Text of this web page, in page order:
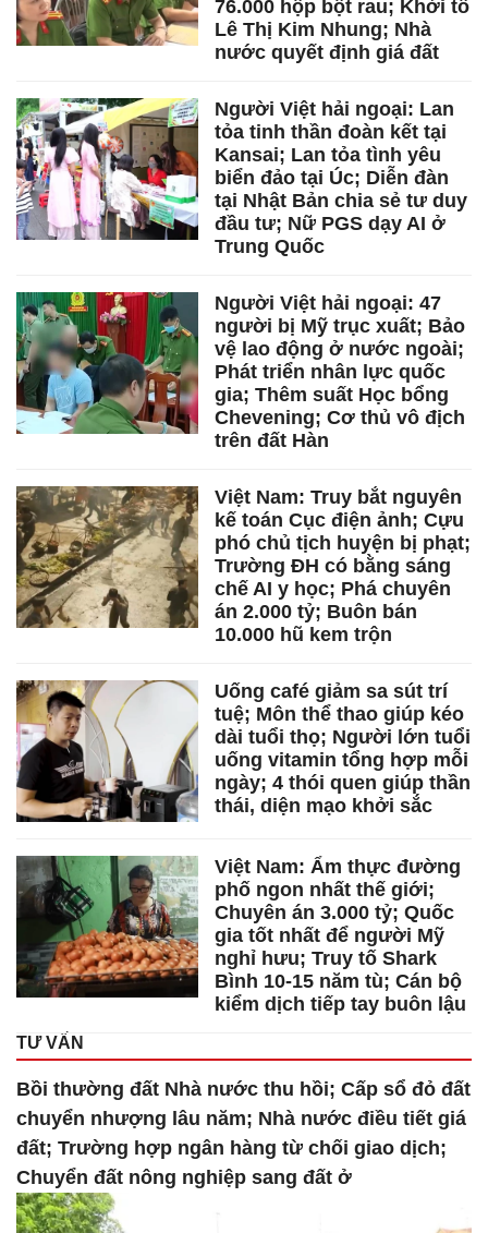
76.000 hộp bột rau; Khởi tố
Lê Thị Kim Nhung; Nhà
nước quyết định giá đất
Người Việt hải ngoại: Lan
tỏa tinh thần đoàn kết tại
Kansai; Lan tỏa tình yêu
biển đảo tại Úc; Diễn đàn
tại Nhật Bản chia sẻ tư duy
đầu tư; Nữ PGS dạy AI ở
Trung Quốc
Người Việt hải ngoại: 47
người bị Mỹ trục xuất; Bảo
vệ lao động ở nước ngoài;
Phát triển nhân lực quốc
gia; Thêm suất Học bổng
Chevening; Cơ thủ vô địch
trên đất Hàn
Việt Nam: Truy bắt nguyên
kế toán Cục điện ảnh; Cựu
phó chủ tịch huyện bị phạt;
Trường ĐH có bằng sáng
chế AI y học; Phá chuyên
án 2.000 tỷ; Buôn bán
10.000 hũ kem trộn
Uống café giảm sa sút trí
tuệ; Môn thể thao giúp kéo
dài tuổi thọ; Người lớn tuổi
uống vitamin tổng hợp mỗi
ngày; 4 thói quen giúp thần
thái, diện mạo khởi sắc
Việt Nam: Ẩm thực đường
phố ngon nhất thế giới;
Chuyên án 3.000 tỷ; Quốc
gia tốt nhất để người Mỹ
nghỉ hưu; Truy tố Shark
Bình 10-15 năm tù; Cán bộ
kiểm dịch tiếp tay buôn lậu
TƯ VẤN
Bồi thường đất Nhà nước thu hồi; Cấp sổ đỏ đất
chuyển nhượng lâu năm; Nhà nước điều tiết giá
đất; Trường hợp ngân hàng từ chối giao dịch;
Chuyển đất nông nghiệp sang đất ở